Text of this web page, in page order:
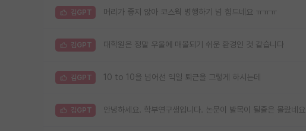
김GPT 머리가 좋지 않아 코스웍 병행하기 넘 힘드네요 ㅠㅠㅠ
김GPT 대학원은 정말 우울에 매몰되기 쉬운 환경인 것 같습니다
김GPT 10 to 10을 넘어선 익일 퇴근을 그렇게 하시는데
김GPT 안녕하세요. 학부연구생입니다. 논문이 발목이 될줄은 몰랐네요..